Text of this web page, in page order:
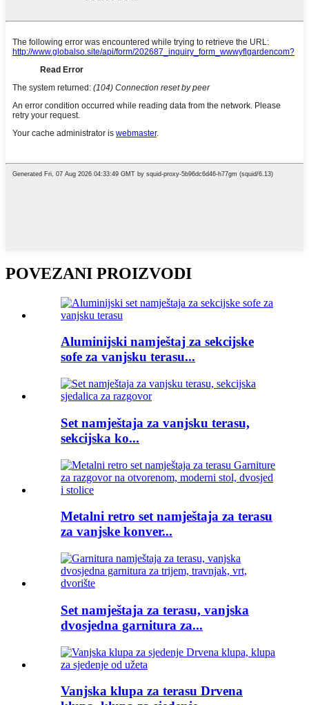
POVEZANI PROIZVODI
Aluminijski namještaj za sekcijske
sofe za vanjsku terasu...
Set namještaja za vanjsku terasu,
sekcijska ko...
Metalni retro set namještaja za terasu
za vanjske konver...
Set namještaja za terasu, vanjska
dvosjedna garnitura za...
Vanjska klupa za terasu Drvena